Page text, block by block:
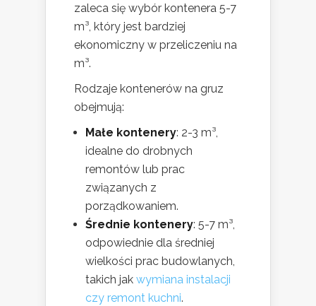
zaleca się wybór kontenera 5-7
m³, który jest bardziej
ekonomiczny w przeliczeniu na
m³.
Rodzaje kontenerów na gruz
obejmują:
Małe kontenery: 2-3 m³,
idealne do drobnych
remontów lub prac
związanych z
porządkowaniem.
Średnie kontenery: 5-7 m³,
odpowiednie dla średniej
wielkości prac budowlanych,
takich jak wymiana instalacji
czy remont kuchni.